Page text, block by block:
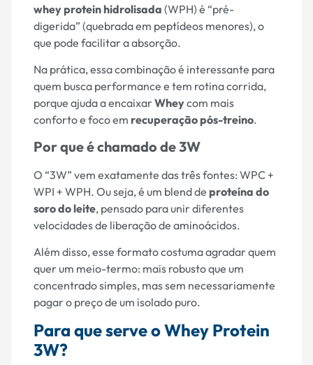
whey protein hidrolisada (WPH) é “pré-
digerida” (quebrada em peptídeos menores), o
que pode facilitar a absorção.
Na prática, essa combinação é interessante para
quem busca performance e tem rotina corrida,
porque ajuda a encaixarWheycom mais
conforto e foco em recuperação pós-treino.
Por que é chamado de 3W
O “3W” vem exatamente das três fontes: WPC +
WPI + WPH. Ou seja, é um blend de proteína do
soro do leite, pensado para unir diferentes
velocidades de liberação de aminoácidos.
Além disso, esse formato costuma agradar quem
quer um meio-termo: mais robusto que um
concentrado simples, mas sem necessariamente
pagar o preço de um isolado puro.
Para que serve o Whey Protein
3W?